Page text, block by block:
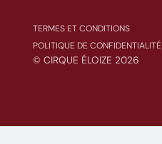
© CIRQUE ÉLOIZE 2026
TERMES ET CONDITIONS
POLITIQUE DE CONFIDENTIALITÉ